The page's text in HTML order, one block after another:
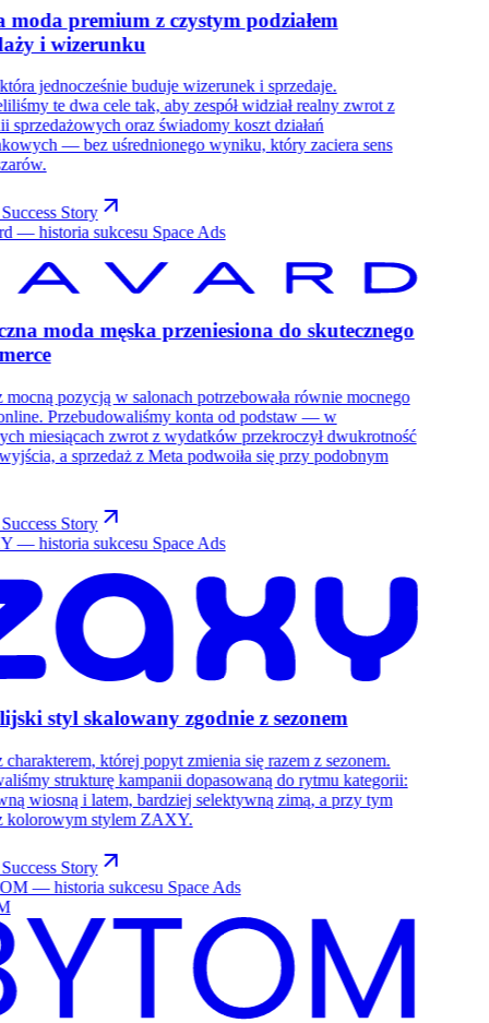
moda premium z czystym podziałem
i wizerunku
jednocześnie buduje wizerunek i sprzedaje.
te dwa cele tak, aby zespół widział realny zwrot z
sprzedażowych oraz świadomy koszt działań
— bez uśrednionego wyniku, który zaciera sens
Story
moda męska przeniesiona do skutecznego
mocną pozycją w salonach potrzebowała równie mocnego
Przebudowaliśmy konta od podstaw — w
miesiącach zwrot z wydatków przekroczył dwukrotność
a sprzedaż z Meta podwoiła się przy podobnym
Story
styl skalowany zgodnie z sezonem
charakterem, której popyt zmienia się razem z sezonem.
strukturę kampanii dopasowaną do rytmu kategorii:
wiosną i latem, bardziej selektywną zimą, a przy tym
kolorowym stylem ZAXY.
Story